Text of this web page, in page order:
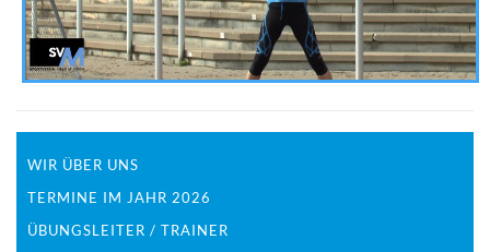
WIR ÜBER UNS
TERMINE IM JAHR 2026
ÜBUNGSLEITER / TRAINER